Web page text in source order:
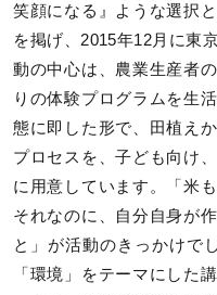
笑顔になる』ような選択
を掲げ、2015年12月に東
動の中心は、農業生産者
りの体験プログラムを生
態に即した形で、田植え
プロセスを、子ども向け
に用意しています。「米
それなのに、自分自身が
と」が活動のきっかけで
「環境」をテーマにした